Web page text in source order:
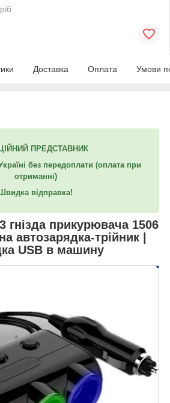
Доставка Оплата Умови
ПРЕДСТАВНИК
без передоплати (оплата при
отриманні)
Швидка відправка!
гнізда прикурювача 1506
автозарядка-трійник |
USB в машину